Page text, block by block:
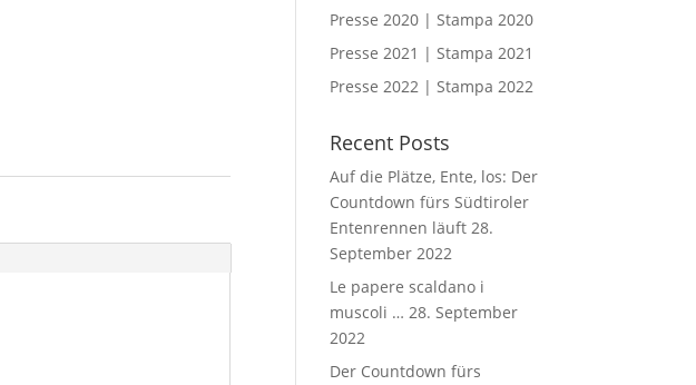
Presse 2020 | Stampa 2020
Presse 2021 | Stampa 2021
Presse 2022 | Stampa 2022
Recent Posts
Auf die Plätze, Ente, los: Der
Countdown fürs Südtiroler
Entenrennen läuft 28.
September 2022
Le papere scaldano i
muscoli … 28. September
2022
Der Countdown fürs